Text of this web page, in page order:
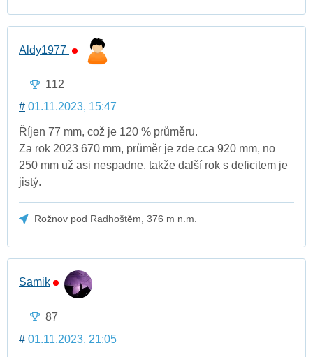
Aldy1977
112
# 01.11.2023, 15:47
Říjen 77 mm, což je 120 % průměru.
Za rok 2023 670 mm, průměr je zde cca 920 mm, no
250 mm už asi nespadne, takže další rok s deficitem je
jistý.
Rožnov pod Radhoštěm, 376 m n.m.
Samik
87
# 01.11.2023, 21:05